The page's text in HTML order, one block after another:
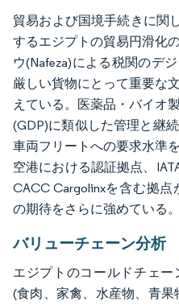
貿易および国境手続きに関
するエジプトの貿易円滑化
ウ(Nafeza)による税関のデ
厳しい貨物にとって重要な
えている。医薬品・バイオ
(GDP)に類似した管理と継
車両フリートへの要求水準
空港における認証拠点、
CACC Cargolinxを含む拠
の期待をさらに強めている。
バリューチェーン分析
エジプトのコールドチェ
(食肉、家禽、水産物、青